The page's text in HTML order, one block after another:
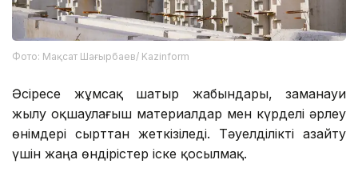
Фото: Мақсат Шағырбаев/ Kazinform
Әсіресе жұмсақ шатыр жабындары, заманауи
жылу оқшаулағыш материалдар мен күрделі әрлеу
өнімдері сырттан жеткізіледі. Тәуелділікті азайту
үшін жаңа өндірістер іске қосылмақ.